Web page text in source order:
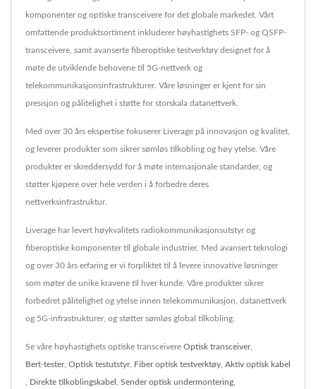
komponenter og optiske transceivere for det globale markedet. Vårt
omfattende produktsortiment inkluderer høyhastighets SFP- og QSFP-
transceivere, samt avanserte fiberoptiske testverktøy designet for å
møte de utviklende behovene til 5G-nettverk og
telekommunikasjonsinfrastrukturer. Våre løsninger er kjent for sin
presisjon og pålitelighet i støtte for storskala datanettverk.
Med over 30 års ekspertise fokuserer Liverage på innovasjon og kvalitet,
og leverer produkter som sikrer sømløs tilkobling og høy ytelse. Våre
produkter er skreddersydd for å møte internasjonale standarder, og
støtter kjøpere over hele verden i å forbedre deres
nettverksinfrastruktur.
Liverage har levert høykvalitets radiokommunikasjonsutstyr og
fiberoptiske komponenter til globale industrier. Med avansert teknologi
og over 30 års erfaring er vi forpliktet til å levere innovative løsninger
som møter de unike kravene til hver kunde. Våre produkter sikrer
forbedret pålitelighet og ytelse innen telekommunikasjon, datanettverk
og 5G-infrastrukturer, og støtter sømløs global tilkobling.
Se våre høyhastighets optiske transceivere Optisk transceiver,
Bert-tester, Optisk testutstyr, Fiber optisk testverktøy Aktiv optisk kabel
Direkte tilkoblingskabel Sender optisk undermontering